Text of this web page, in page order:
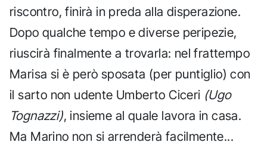
riscontro, finirà in preda alla disperazione.
Dopo qualche tempo e diverse peripezie,
riuscirà finalmente a trovarla: nel frattempo
Marisa si è però sposata (per puntiglio) con
il sarto non udente Umberto Ciceri (Ugo
Tognazzi), insieme al quale lavora in casa.
Ma Marino non si arrenderà facilmente...